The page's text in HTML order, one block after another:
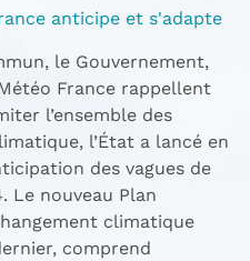
anticipe et s'adapte
le Gouvernement,
France rappellent
l’ensemble des
l’État a lancé en
des vagues de
Le nouveau Plan
climatique
comprend